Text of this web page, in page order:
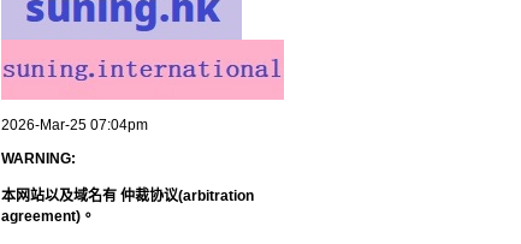
2026-Mar-25 07:04pm
WARNING:
本网站以及域名有 仲裁协议(arbitration
agreement)。